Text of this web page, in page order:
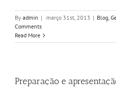
By admin | março 31st, 2013 | Blog,
Comments
Read More
Preparação e